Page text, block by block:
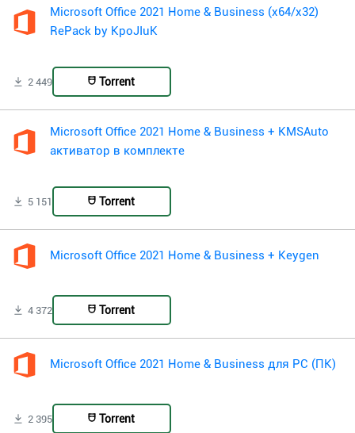
Microsoft Office 2021 Home & Business (x64/x32)
RePack by KpoJIuK
2 449 Torrent
Microsoft Office 2021 Home & Business + KMSAuto
активатор в комплекте
5 151 Torrent
Microsoft Office 2021 Home & Business + Keygen
4 372 Torrent
Microsoft Office 2021 Home & Business для PC (ПК)
2 395 Torrent